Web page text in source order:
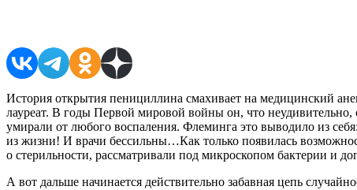
История открытия пенициллина смахивает на медицинский
лауреат. В годы Первой мировой войны он, что
умирали от любого воспаления. Флеминга это выводило из
из жизни! И врачи бессильны…Как только появилась
о стерильности, рассматривали под микроскопом бактерии и
А вот дальше начинается действительно забавная цепь